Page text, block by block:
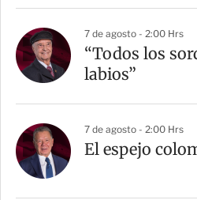
7 de agosto - 2:00 Hrs
“Todos los
labios”
7 de agosto - 2:00 Hrs
El espejo